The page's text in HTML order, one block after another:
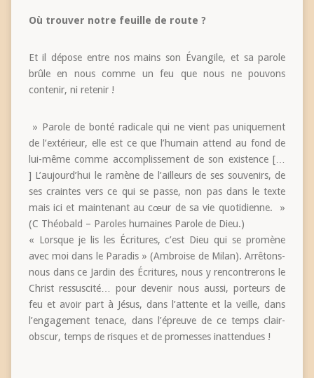
Où trouver notre feuille de route ?
Et il dépose entre nos mains son Évangile, et sa parole
brûle en nous comme un feu que nous ne pouvons
contenir, ni retenir !
» Parole de bonté radicale qui ne vient pas uniquement
de l’extérieur, elle est ce que l’humain attend au fond de
lui-même comme accomplissement de son existence […
] L’aujourd’hui le ramène de l’ailleurs de ses souvenirs, de
ses craintes vers ce qui se passe, non pas dans le texte
mais ici et maintenant au cœur de sa vie quotidienne. »
(C Théobald – Paroles humaines Parole de Dieu.)
« Lorsque je lis les Écritures, c’est Dieu qui se promène
avec moi dans le Paradis » (Ambroise de Milan). Arrêtons-
nous dans ce Jardin des Écritures, nous y rencontrerons le
Christ ressuscité… pour devenir nous aussi, porteurs de
feu et avoir part à Jésus, dans l’attente et la veille, dans
l’engagement tenace, dans l’épreuve de ce temps clair-
obscur, temps de risques et de promesses inattendues !